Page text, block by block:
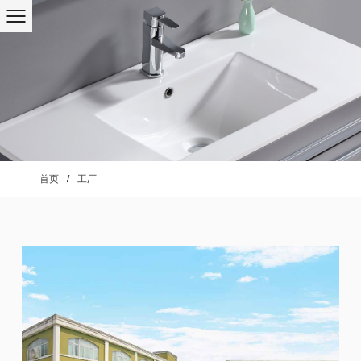
首页 / 工厂